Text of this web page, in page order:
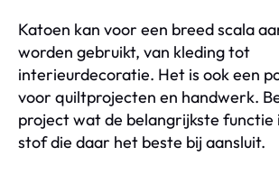
Katoen kan voor een breed scala
worden gebruikt, van kleding tot
interieurdecoratie. Het is ook een
voor quiltprojecten en handwerk.
project wat de belangrijkste functie
stof die daar het beste bij aansluit.